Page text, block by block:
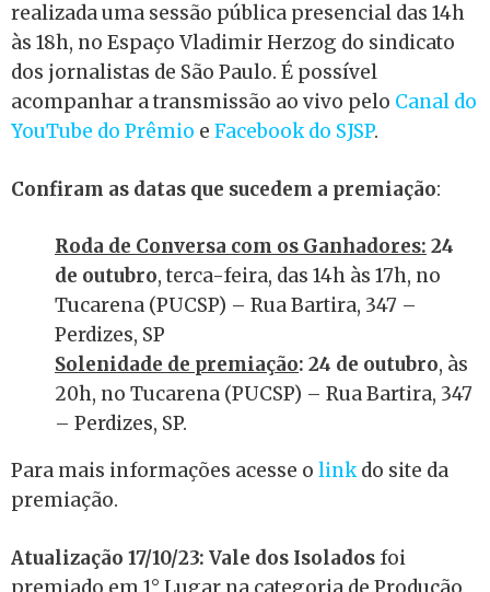
realizada uma sessão pública presencial das 14h
às 18h, no Espaço Vladimir Herzog do sindicato
dos jornalistas de São Paulo. É possível
acompanhar a transmissão ao vivo pelo Canal do
YouTube do Prêmio e Facebook do SJSP.
Confiram as datas que sucedem a premiação:
Roda de Conversa com os Ganhadores: 24
de outubro, terca-feira, das 14h às 17h, no
Tucarena (PUCSP) – Rua Bartira, 347 –
Perdizes, SP
Solenidade de premiação: 24 de outubro, às
20h, no Tucarena (PUCSP) – Rua Bartira, 347
– Perdizes, SP.
Para mais informações acesse o linkdo site da
premiação.
Atualização 17/10/23: Vale dos Isolados foi